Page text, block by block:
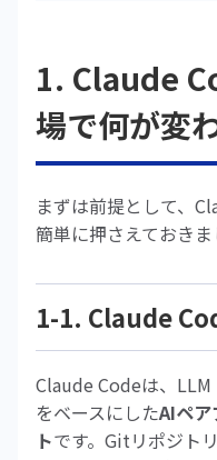
1. Claude
場で何が変
まずは前提として、
簡単に押さえておきま
1-1. Claude
Claude Codeは、
をベースにしたAIペア
トです。Gitリポジト